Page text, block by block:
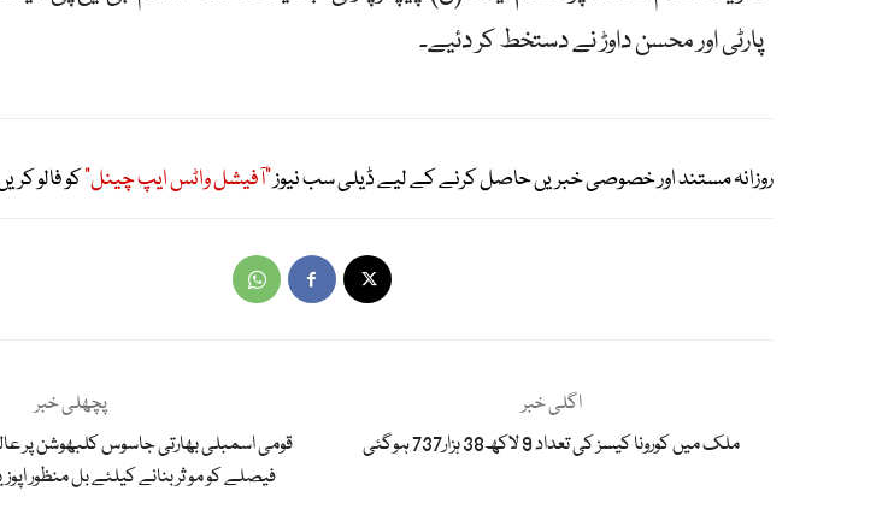
پارٹی اور محسن داوڑ نے دستخط کر دئیے۔
روزانہ مستند اور خصوصی خبریں حاصل کرنے کے لیے ڈیلی سب نیوز"آفیشل واٹس ایپ چینل"کو فالو
پچھلی خبر
قومی اسمبلی بھارتی جاسوس کلبھوشن پر
فیصلے کو مو ثر بنانے کیلئے بل منظور
اگلی خبر
ملک میں کورونا کیسز کی تعداد 9 لاکھ38 ہزار737 ہوگئی